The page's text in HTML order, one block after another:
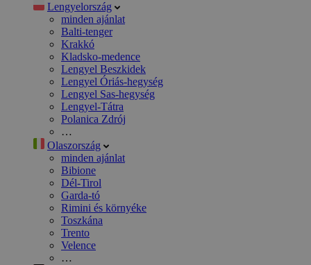
Lengyelország
minden ajánlat
Balti-tenger
Krakkó
Kladsko-medence
Lengyel Beszkidek
Lengyel Óriás-hegység
Lengyel Sas-hegység
Lengyel-Tátra
Polanica Zdrój
…
Olaszország
minden ajánlat
Bibione
Dél-Tirol
Garda-tó
Rimini és környéke
Toszkána
Trento
Velence
…